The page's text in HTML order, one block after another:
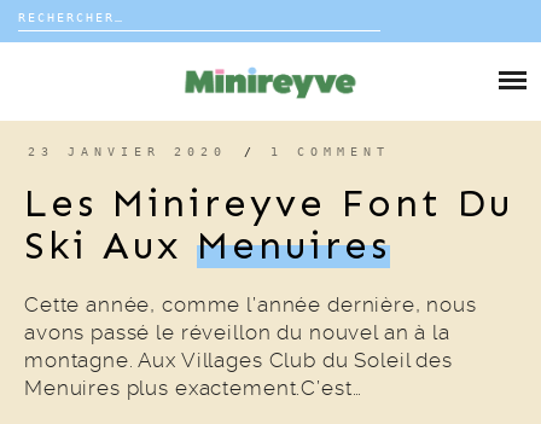
Rechercher :
DÉCO
COUP DE COEUR
23 JANVIER 2020 / 1 COMMENT
Les Minireyve Font Du
Ski Aux Menuires
Cette année, comme l’année dernière, nous
avons passé le réveillon du nouvel an à la
montagne. Aux Villages Club du Soleil des
Menuires plus exactement.C’est…